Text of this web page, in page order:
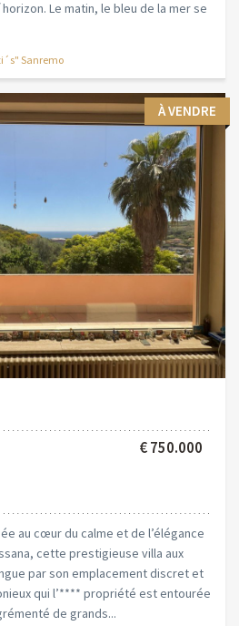
Le matin, le bleu de la mer se
Sanremo
À VENDRE
€ 750.000
au cœur du calme et de l’élégance
cette prestigieuse villa aux
par son emplacement discret et
qui l’**** propriété est entourée
de grands...